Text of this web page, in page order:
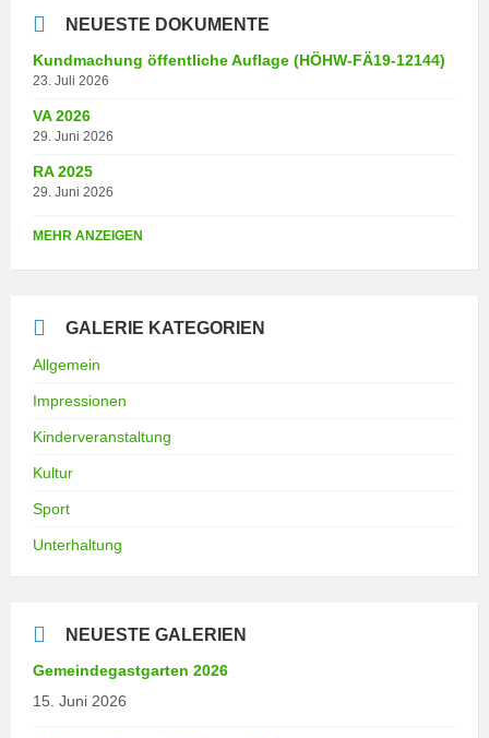
NEUESTE DOKUMENTE
Kundmachung öffentliche Auflage (HÖHW-FÄ19-12144)
23. Juli 2026
VA 2026
29. Juni 2026
RA 2025
29. Juni 2026
MEHR ANZEIGEN
GALERIE KATEGORIEN
Allgemein
Impressionen
Kinderveranstaltung
Kultur
Sport
Unterhaltung
NEUESTE GALERIEN
Gemeindegastgarten 2026
15. Juni 2026